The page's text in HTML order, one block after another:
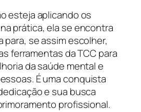
esteja aplicando os
prática, ela se encontra
para, se assim escolher,
ferramentas da TCC para
da saúde mental e
É uma conquista
e sua busca
profissional.